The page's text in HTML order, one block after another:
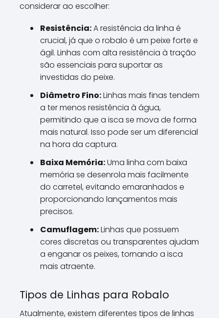
considerar ao escolher:
Resistência:A resistência da linha é
crucial, já que o robalo é um peixe forte e
ágil. Linhas com alta resistência à tração
são essenciais para suportar as
investidas do peixe.
Diâmetro Fino:Linhas mais finas tendem
a ter menos resistência à água,
permitindo que a isca se mova de forma
mais natural. Isso pode ser um diferencial
na hora da captura.
Baixa Memória:Uma linha com baixa
memória se desenrola mais facilmente
do carretel, evitando emaranhados e
proporcionando lançamentos mais
precisos.
Camuflagem:Linhas que possuem
cores discretas ou transparentes ajudam
a enganar os peixes, tornando a isca
mais atraente.
Tipos de Linhas para Robalo
Atualmente, existem diferentes tipos de linhas